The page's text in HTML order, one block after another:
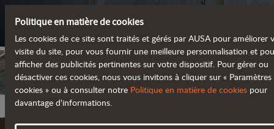
Politique en matière de cookies
Les cookies de ce site sont traités et gérés par AUSA pour améliorer
visite du site, pour vous fournir une meilleure personnalisation et
afficher des publicités pertinentes sur votre dispositif. Pour gérer ou
désactiver ces cookies, nous vous invitons à cliquer sur « Paramètres
cookies » ou à consulter notre Politique en matière de cookies pour
davantage d'informations.